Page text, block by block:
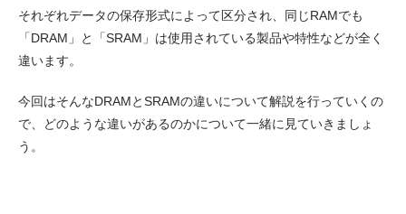
それぞれデータの保存形式によって区分され、同じRAMでも
「DRAM」と「SRAM」は使用されている製品や特性などが全く
違います。
今回はそんなDRAMとSRAMの違いについて解説を行っていくの
で、どのような違いがあるのかについて一緒に見ていきましょ
う。